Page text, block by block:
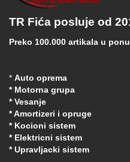
TR Fića posluje od
Preko 100.000 artikala u
* Auto oprema
* Motorna grupa
* Vesanje
* Amortizeri i opruge
* Kocioni sistem
* Elektricni sistem
* Upravljacki sistem